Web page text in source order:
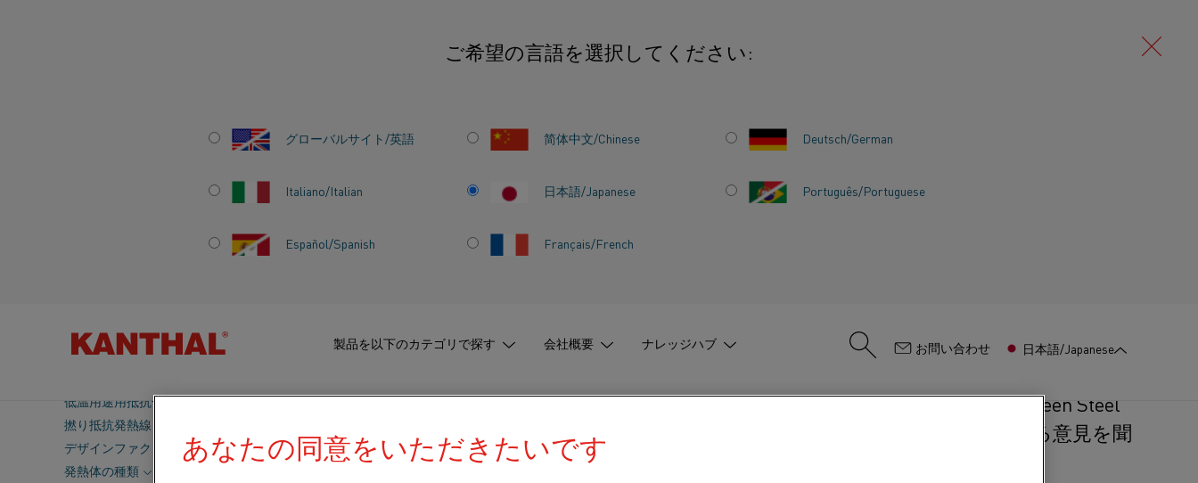
ご希望の言語を選択してください:
グローバルサイト/英語 简体中文/Chinese Deutsch/German
Italiano/Italian 日本語/Japanese Português/Portuguese
Español/Spanish Français/French
製品を以下のカテゴリで探す 会社概要 ナレッジハブ : お問い合わせ 日本語/Japanese
感動的なストーリー
電気加熱に関する業界の4
加熱材料の知識
低温用途用抵抗合金
撚り抵抗発熱線
デザインファクター
発熱体の種類
の炭素排出量にプラスの影響を与えるでしょうか。私たちは、2023年に開催されるGreen Steel
Worldおよび
Thermprocess
イベントの来場者と話をして、加熱プロセスの電化に関する意見を聞
きました。
あなたの同意をいただきたいです